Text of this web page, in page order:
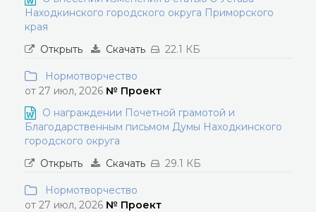
Находкинского городского округа Приморского
края
Открыть
Скачать 22.1 КБ
Нормотворчество
от 27 июл, 2026 № Проект
О награждении Почетной грамотой и
Благодарственным письмом Думы Находкинского
городского округа
Открыть
Скачать 29.1 КБ
Нормотворчество
от 27 июл, 2026 № Проект